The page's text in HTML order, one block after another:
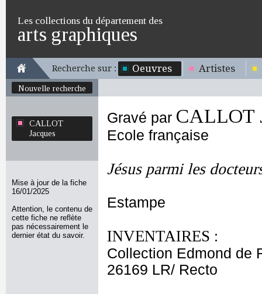
Les collections du département des
arts graphiques
Recherche sur : Oeuvres Artistes
Nouvelle recherche
CALLOT
Jacques
Mise à jour de la fiche
16/01/2025
Attention, le contenu de
cette fiche ne reflète
pas nécessairement le
dernier état du savoir.
Gravé par CALLOT
Ecole française
Jésus parmi les
Estampe
INVENTAIRES :
Collection Edmond de
26169 LR/ Recto